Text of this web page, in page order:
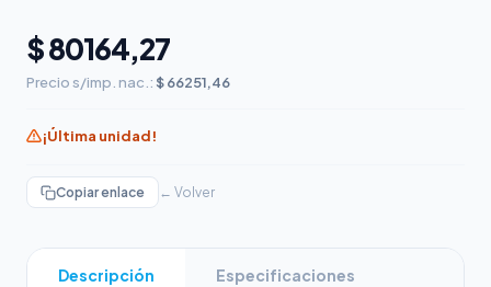
$ 80164,27
Precio s/imp. nac.: $ 66251,46
¡Última unidad!
Copiar enlace ← Volver
Descripción Especificaciones